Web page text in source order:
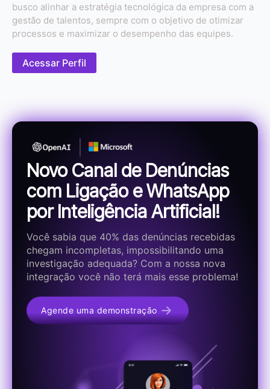
busco alinhar a estratégia tecnológica da empresa com a
gestão de talentos, sempre com o objetivo de otimizar
processos e maximizar o desempenho das equipes.
Acessar Perfil
Novo Canal de Denúncias
com Ligação e WhatsApp
por Inteligência Artificial!
Você sabia que 40% das denúncias recebidas
chegam incompletas, impossibilitando uma
investigação adequada? Com a nossa nova
integração você não terá mais esse problema!
Agende uma demonstração